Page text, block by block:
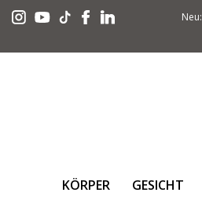
Neu:
KÖRPER GESICHT